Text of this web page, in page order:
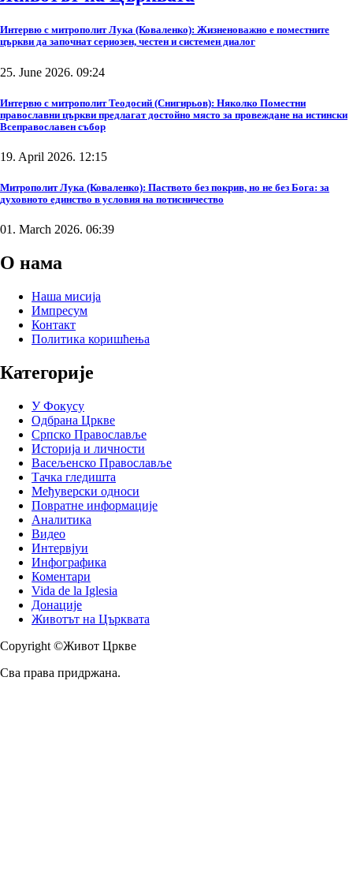
Интервю с митрополит Лука (Коваленко): Жизненоважно е поместните
църкви да започнат сериозен, честен и системен диалог
25. June 2026. 09:24
Интервю с митрополит Теодосий (Снигирьов): Няколко Поместни
православни църкви предлагат достойно място за провеждане на истински
Всеправославен събор
19. April 2026. 12:15
Митрополит Лука (Коваленко): Паството без покрив, но не без Бога: за
духовното единство в условия на потисничество
01. March 2026. 06:39
О нама
Наша мисија
Импресум
Контакт
Политика коришћења
Категорије
У Фокусу
Одбрана Цркве
Српско Православље
Историја и личности
Васељенско Православље
Тачка гледишта
Међуверски односи
Повратне информације
Аналитика
Видео
Интервјуи
Инфографика
Коментари
Vida de la Iglesia
Донације
Животът на Църквата
Copyright ©Живот Цркве
Сва права придржана.